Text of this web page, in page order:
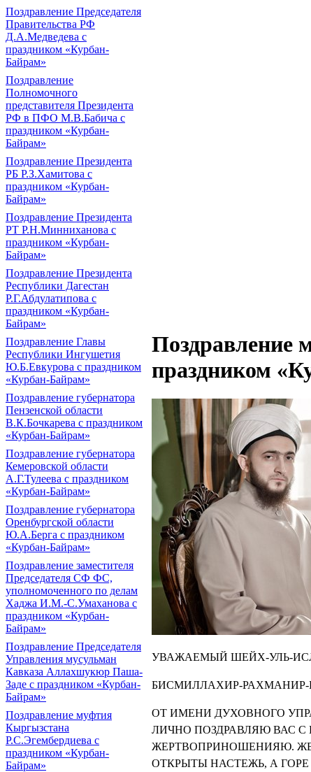
Поздравление Председателя
Правительства РФ
Д.А.Медведева с
праздником «Курбан-
Байрам»
Поздравление
Полномочного
представителя Президента
РФ в ПФО М.В.Бабича с
праздником «Курбан-
Байрам»
Поздравление Президента
РБ Р.З.Хамитова с
праздником «Курбан-
Байрам»
Поздравление Президента
РТ Р.Н.Минниханова с
праздником «Курбан-
Байрам»
Поздравление Президента
Республики Дагестан
Р.Г.Абдулатипова с
праздником «Курбан-
Байрам»
Поздравление Главы
Республики Ингушетия
Ю.Б.Евкурова с праздником
«Курбан-Байрам»
Поздравление губернатора
Пензенской области
В.К.Бочкарева с праздником
«Курбан-Байрам»
Поздравление губернатора
Кемеровской области
А.Г.Тулеева с праздником
«Курбан-Байрам»
Поздравление губернатора
Оренбургской области
Ю.А.Берга с праздником
«Курбан-Байрам»
Поздравление заместителя
Председателя СФ ФС,
уполномоченного по делам
Хаджа И.М.-С.Умаханова с
праздником «Курбан-
Байрам»
Поздравление Председателя
Управления мусульман
Кавказа Аллахшукюр Паша-
Заде с праздником «Курбан-
Байрам»
Поздравление муфтия
Кыргызстана
Р.С.Эгембердиева с
праздником «Курбан-
Байрам»
Поздравление
праздником
УВАЖАЕМЫЙ ШЕЙХ-УЛЬ-
БИСМИЛЛАХИР-
ОТ ИМЕНИ ДУХОВНОГО
ЛИЧНО ПОЗДРАВЛЯЮ ВАС
ЖЕРТВОПРИНОШЕНИЯЮ.
ОТКРЫТЫ НАСТЕЖЬ, А